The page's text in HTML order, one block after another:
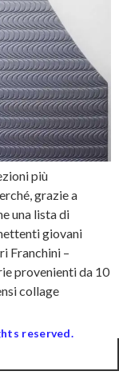
più
grazie a
una lista di
giovani
Franchini –
provenienti da 10
collage
reserved.